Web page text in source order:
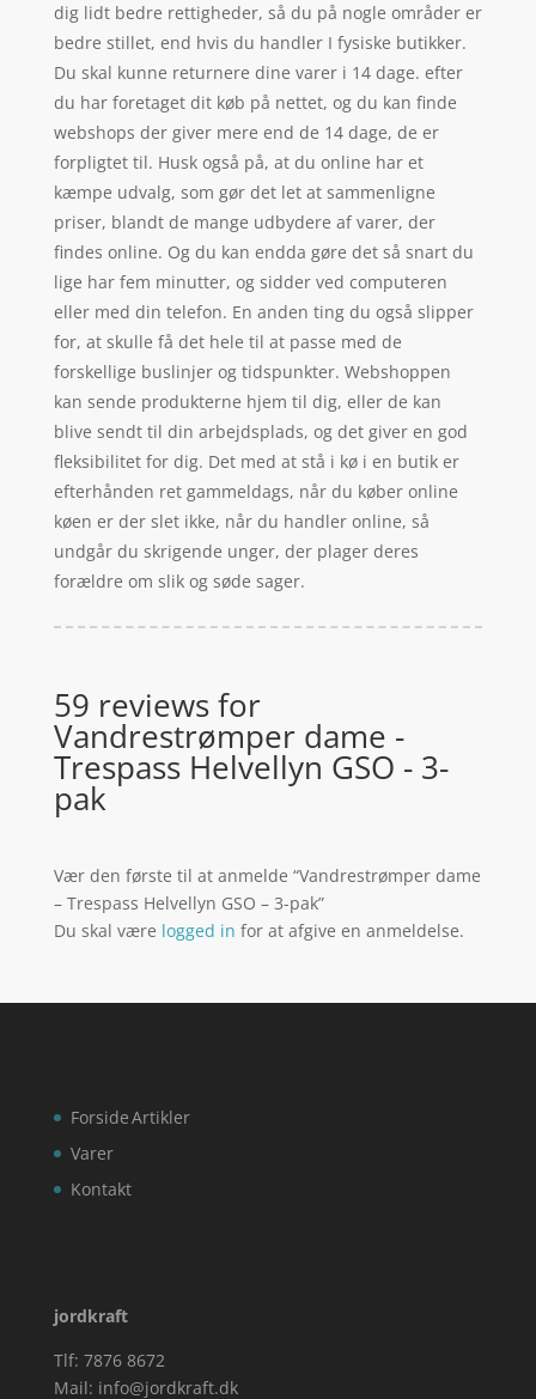
dig lidt bedre rettigheder, så du på nogle områder er
bedre stillet, end hvis du handler I fysiske butikker.
Du skal kunne returnere dine varer i 14 dage. efter
du har foretaget dit køb på nettet, og du kan finde
webshops der giver mere end de 14 dage, de er
forpligtet til. Husk også på, at du online har et
kæmpe udvalg, som gør det let at sammenligne
priser, blandt de mange udbydere af varer, der
findes online. Og du kan endda gøre det så snart du
lige har fem minutter, og sidder ved computeren
eller med din telefon. En anden ting du også slipper
for, at skulle få det hele til at passe med de
forskellige buslinjer og tidspunkter. Webshoppen
kan sende produkterne hjem til dig, eller de kan
blive sendt til din arbejdsplads, og det giver en god
fleksibilitet for dig. Det med at stå i kø i en butik er
efterhånden ret gammeldags, når du køber online
køen er der slet ikke, når du handler online, så
undgår du skrigende unger, der plager deres
forældre om slik og søde sager.
59 reviews for
Vandrestrømper dame -
Trespass Helvellyn GSO - 3-
pak
Vær den første til at anmelde “Vandrestrømper dame
– Trespass Helvellyn GSO – 3-pak”
Du skal være logged in for at afgive en anmeldelse.
Forside
Varer
Kontakt
Artikler
jordkraft
Tlf: 7876 8672
Mail: info@jordkraft.dk